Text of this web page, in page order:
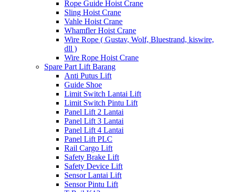
Rope Guide Hoist Crane
Sling Hoist Crane
Vahle Hoist Crane
Whamfler Hoist Crane
Wire Rope ( Gustav, Wolf, Bluestrand, kiswire,
dll )
Wire Rope Hoist Crane
Spare Part Lift Barang
Anti Putus Lift
Guide Shoe
Limit Switch Lantai Lift
Limit Switch Pintu Lift
Panel Lift 2 Lantai
Panel Lift 3 Lantai
Panel Lift 4 Lantai
Panel Lift PLC
Rail Cargo Lift
Safety Brake Lift
Safety Device Lift
Sensor Lantai Lift
Sensor Pintu Lift